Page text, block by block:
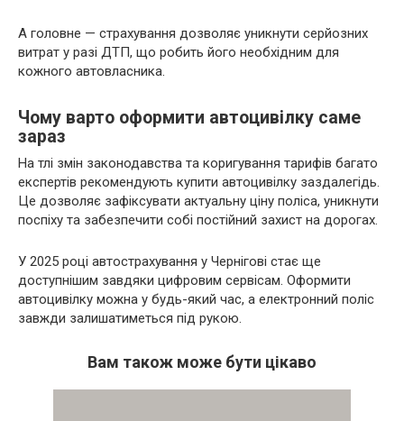
А головне — страхування дозволяє уникнути серйозних
витрат у разі ДТП, що робить його необхідним для
кожного автовласника.
Чому варто оформити автоцивілку саме
зараз
На тлі змін законодавства та коригування тарифів багато
експертів рекомендують купити автоцивілку заздалегідь.
Це дозволяє зафіксувати актуальну ціну поліса, уникнути
поспіху та забезпечити собі постійний захист на дорогах.
У 2025 році автострахування у Чернігові стає ще
доступнішим завдяки цифровим сервісам. Оформити
автоцивілку можна у будь-який час, а електронний поліс
завжди залишатиметься під рукою.
Вам також може бути цікаво